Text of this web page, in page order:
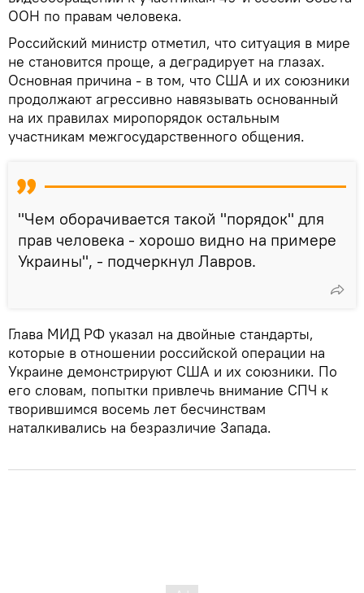
ООН по правам человека.
Российский министр отметил, что ситуация в мире
не становится проще, а деградирует на глазах.
Основная причина - в том, что США и их союзники
продолжают агрессивно навязывать основанный
на их правилах миропорядок остальным
участникам межгосударственного общения.
"Чем оборачивается такой "порядок" для
прав человека - хорошо видно на примере
Украины", - подчеркнул Лавров.
Глава МИД РФ указал на двойные стандарты,
которые в отношении российской операции на
Украине демонстрируют США и их союзники. По
его словам, попытки привлечь внимание СПЧ к
творившимся восемь лет бесчинствам
наталкивались на безразличие Запада.